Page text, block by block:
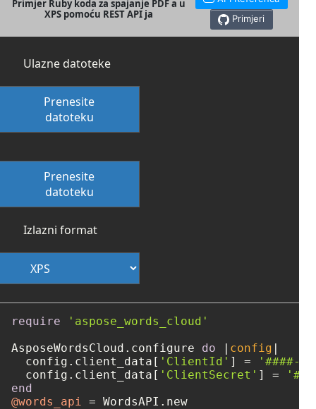
Primjer Ruby koda za spajanje PDF a u
XPS pomoću REST API ja
Primjeri
Ulazne datoteke
Prenesite
datoteku
Prenesite
datoteku
Izlazni format
require
'aspose_words_cloud'
AsposeWordsCloud.configure do | config |
  config.client_data[
'ClientId' ] =
'####-
  config.client_data[
'ClientSecret' ] =
end
@words_api = WordsAPI.new